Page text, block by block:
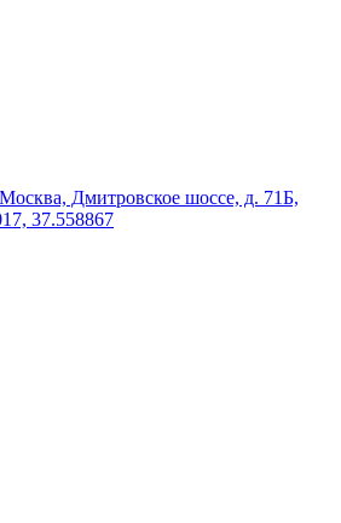
Дмитровское шоссе, д. 71Б,
37.558867